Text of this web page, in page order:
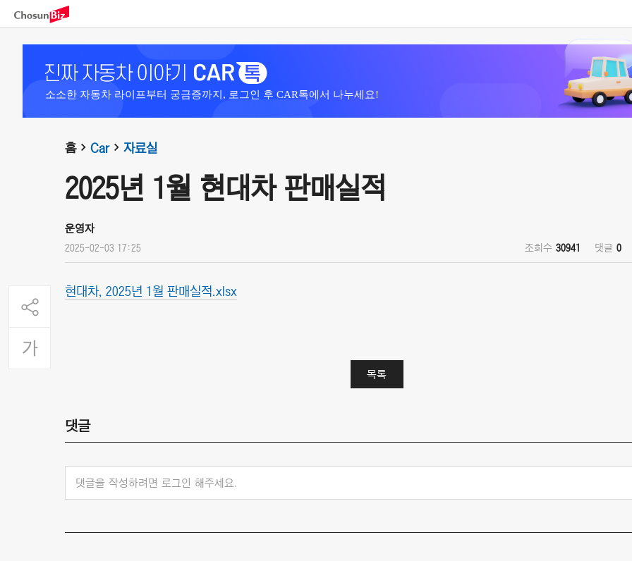
소소한 자동차 라이프부터 궁금증까지, 로그인 후 CAR톡에서 나누세요!
홈 Car 자료실
2025년 1월 현대차 판매실적
운영자
2025-02-03 17:25 조회수 30941 댓글 0
현대차, 2025년 1월 판매실적.xlsx
목록
댓글
댓글을 작성하려면 로그인 해주세요.